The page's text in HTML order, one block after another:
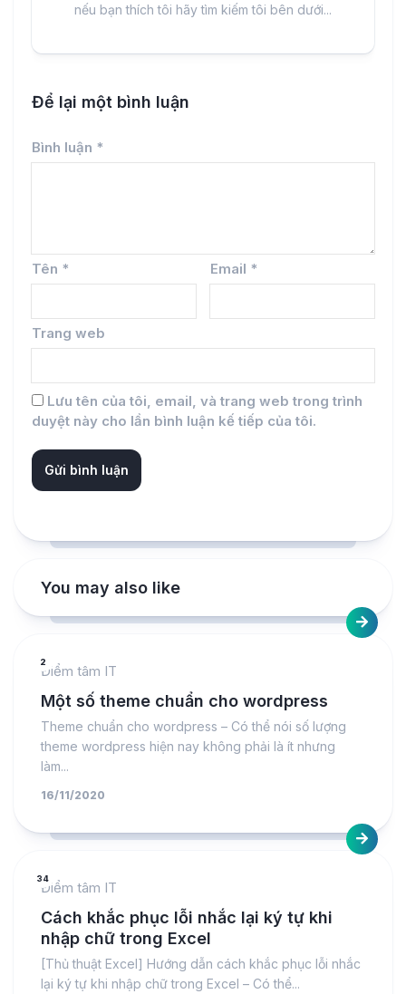
nếu bạn thích tôi hãy tìm kiếm tôi bên dưới...
Để lại một bình luận
Bình luận *
Tên * Email *
Trang web
Lưu tên của tôi, email, và trang web trong trình
duyệt này cho lần bình luận kế tiếp của tôi.
You may also like
2
Điểm tâm IT
Một số theme chuẩn cho wordpress
Theme chuẩn cho wordpress – Có thể nói số lượng
theme wordpress hiện nay không phải là ít nhưng
làm...
16/11/2020
34
Điểm tâm IT
Cách khắc phục lỗi nhắc lại ký tự khi
nhập chữ trong Excel
[Thủ thuật Excel] Hướng dẫn cách khắc phục lỗi nhắc
lại ký tự khi nhập chữ trong Excel – Có thể...